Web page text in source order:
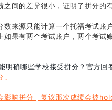
之间的差异很小，证明了拼分的
数来源只能计算一个托福考试
如果有两个考试账户，两个考
明确哪些学校接受拼分？官方
。
影响拼分；复议那次成绩会被